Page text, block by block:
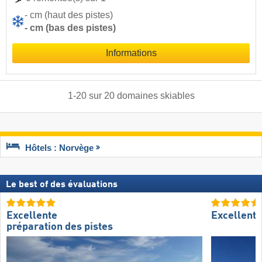
- cm (haut des pistes)
- cm (bas des pistes)
Informations
1-20sur 20 domaines skiables
Hôtels : Norvège
Le best of des évaluations
Excellente
préparation des pistes
Excellent